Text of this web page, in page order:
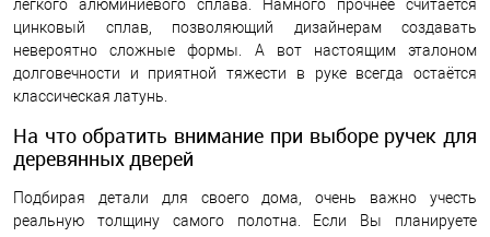
лёгкого алюминиевого сплава. Намного прочнее считается
цинковый сплав, позволяющий дизайнерам создавать
невероятно сложные формы. А вот настоящим эталоном
долговечности и приятной тяжести в руке всегда остаётся
классическая латунь.
На что обратить внимание при выборе ручек для
деревянных дверей
Подбирая детали для своего дома, очень важно учесть
реальную толщину самого полотна. Если Вы планируете